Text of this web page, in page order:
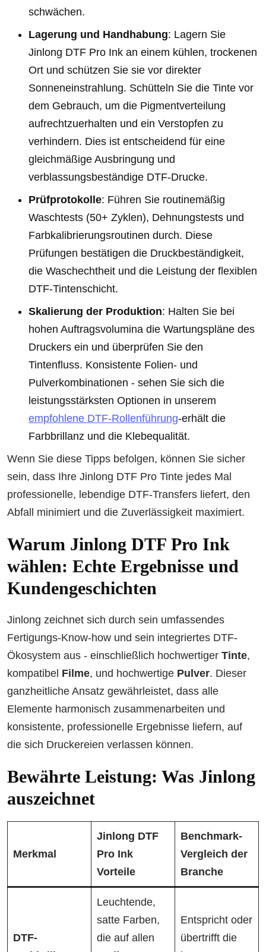
schwächen.
Lagerung und Handhabung: Lagern Sie
Jinlong DTF Pro Ink an einem kühlen, trockenen
Ort und schützen Sie sie vor direkter
Sonneneinstrahlung. Schütteln Sie die Tinte vor
dem Gebrauch, um die Pigmentverteilung
aufrechtzuerhalten und ein Verstopfen zu
verhindern. Dies ist entscheidend für eine
gleichmäßige Ausbringung und
verblassungsbeständige DTF-Drucke.
Prüfprotokolle: Führen Sie routinemäßig
Waschtests (50+ Zyklen), Dehnungstests und
Farbkalibrierungsroutinen durch. Diese
Prüfungen bestätigen die Druckbeständigkeit,
die Waschechtheit und die Leistung der flexiblen
DTF-Tintenschicht.
Skalierung der Produktion: Halten Sie bei
hohen Auftragsvolumina die Wartungspläne des
Druckers ein und überprüfen Sie den
Tintenfluss. Konsistente Folien- und
Pulverkombinationen - sehen Sie sich die
leistungsstärksten Optionen in unserem
empfohlene DTF-Rollenführung-erhält die
Farbbrillanz und die Klebequalität.
Wenn Sie diese Tipps befolgen, können Sie sicher
sein, dass Ihre Jinlong DTF Pro Tinte jedes Mal
professionelle, lebendige DTF-Transfers liefert, den
Abfall minimiert und die Zuverlässigkeit maximiert.
Warum Jinlong DTF Pro Ink
wählen: Echte Ergebnisse und
Kundengeschichten
Jinlong zeichnet sich durch sein umfassendes
Fertigungs-Know-how und sein integriertes DTF-
Ökosystem aus - einschließlich hochwertiger Tinte,
kompatibel Filme, und hochwertige Pulver. Dieser
ganzheitliche Ansatz gewährleistet, dass alle
Elemente harmonisch zusammenarbeiten und
konsistente, professionelle Ergebnisse liefern, auf
die sich Druckereien verlassen können.
Bewährte Leistung: Was Jinlong
auszeichnet
Merkmal
Jinlong DTF
Pro Ink
Vorteile
Benchmark-
Vergleich der
Branche
DTF-
Leuchtende,
satte Farben,
die auf allen
Entspricht oder
übertrifft die